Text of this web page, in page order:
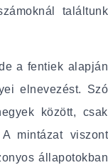
találtunk
a fentiek alapján
elnevezést. Szó
között, csak
mintázat viszont
állapotokban